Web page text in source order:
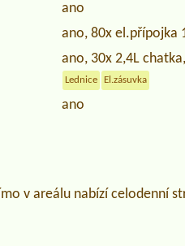
ano
ano, 80x el.přípojka
ano, 30x 2,4L
Lednice El.zásuvka
ano
v areálu nabízí celodenní